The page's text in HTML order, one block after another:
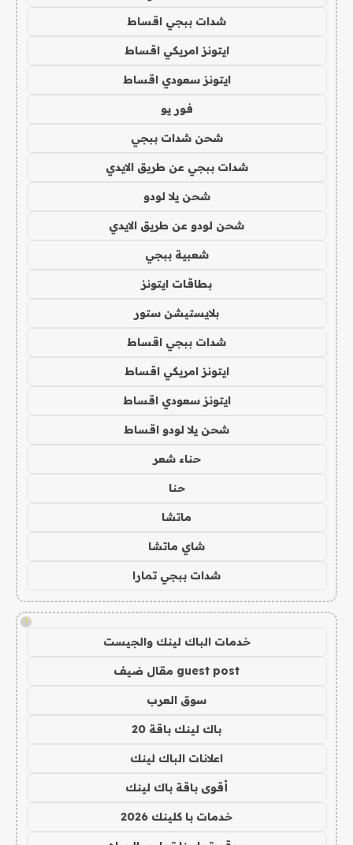
شدات ببجي اقساط
ايتونز امريكي اقساط
ايتونز سعودي اقساط
فور يو
شحن شدات ببجي
شدات ببجي عن طريق الايدي
شحن يلا لودو
شحن لودو عن طريق الايدي
شعبية ببجي
بطاقات ايتونز
بلايستيشن ستور
شدات ببجي اقساط
ايتونز امريكي اقساط
ايتونز سعودي اقساط
شحن يلا لودو اقساط
حناء شعر
حنا
ماتشا
شاي ماتشا
شدات ببجي تمارا
!
خدمات الباك لينك والجيست
guest post مقال ضيف
سوق العرب
باك لينك باقة 20
اعلانات الباك لينك
أقوى باقة باك لينك
خدمات با كلينك 2026